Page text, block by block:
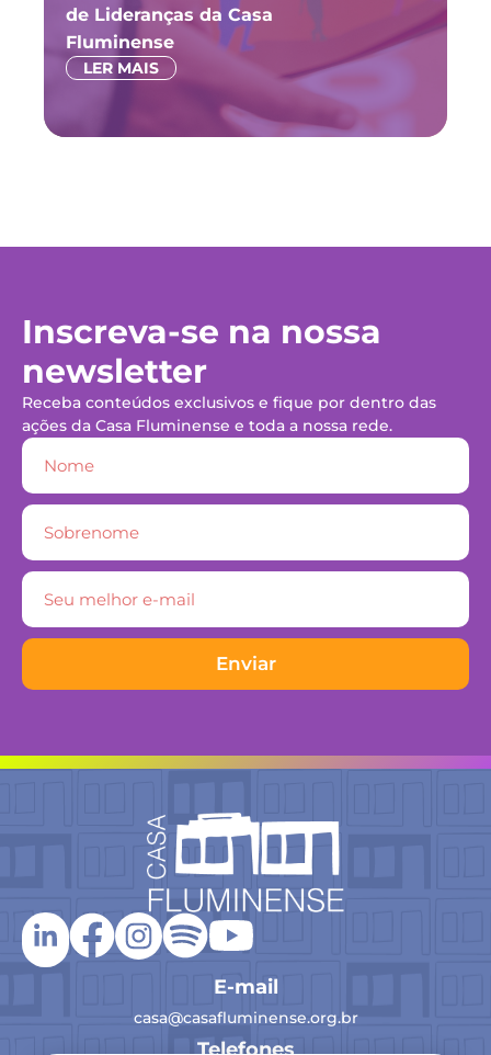
de Lideranças da Casa
Fluminense
LER MAIS
Inscreva-se na nossa
newsletter
Receba conteúdos exclusivos e fique por dentro das
ações da Casa Fluminense e toda a nossa rede.
Enviar
E-mail
casa@casafluminense.org.br
Telefones